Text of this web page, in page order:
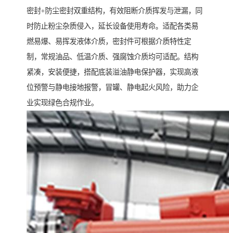
密封+防尘密封双重结构，有效阻断介质挥发与泄漏，同
时防止粉尘杂质侵入，延长设备使用寿命。适配各类易
燃易爆、易挥发液体介质，密封件可根据介质特性定
制，常规油品、低温介质、强腐蚀介质均可适配。结构
紧凑，安装便捷，搭配底装溢油静电保护器，实现高液
位预警与静电接地报警，冒罐、静电起火风险，助力企
业实现绿色合规作业。